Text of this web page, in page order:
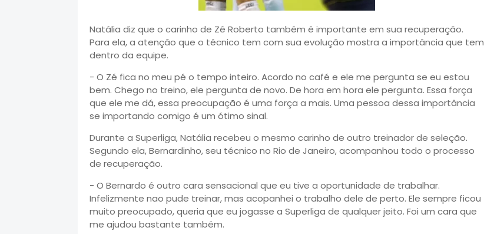
Natália diz que o carinho de Zé Roberto também é importante em sua recuperação.
Para ela, a atenção que o técnico tem com sua evolução mostra a importância que tem
dentro da equipe.
- O Zé fica no meu pé o tempo inteiro. Acordo no café e ele me pergunta se eu estou
bem. Chego no treino, ele pergunta de novo. De hora em hora ele pergunta. Essa força
que ele me dá, essa preocupação é uma força a mais. Uma pessoa dessa importância
se importando comigo é um ótimo sinal.
Durante a Superliga, Natália recebeu o mesmo carinho de outro treinador de seleção.
Segundo ela, Bernardinho, seu técnico no Rio de Janeiro, acompanhou todo o processo
de recuperação.
- O Bernardo é outro cara sensacional que eu tive a oportunidade de trabalhar.
Infelizmente nao pude treinar, mas acopanhei o trabalho dele de perto. Ele sempre ficou
muito preocupado, queria que eu jogasse a Superliga de qualquer jeito. Foi um cara que
me ajudou bastante também.